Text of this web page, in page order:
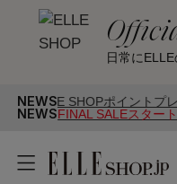
日常に
NEWS
ポイントプレゼント！
NEWSFINAL SALEスター